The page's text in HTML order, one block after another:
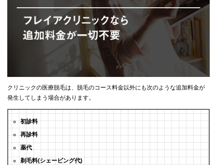
クリニックの医療脱毛は、脱毛のコース料金以外にも次のような追加料金が
発生してしまう場合があります。
初診料
再診料
薬代
剃毛料(シェービング代)